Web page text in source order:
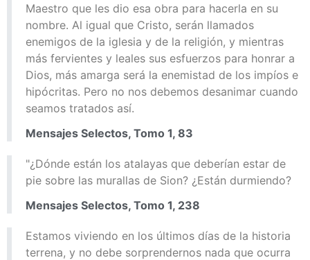
Maestro que les dio esa obra para hacerla en su
nombre. Al igual que Cristo, serán llamados
enemigos de la iglesia y de la religión, y mientras
más fervientes y leales sus esfuerzos para honrar a
Dios, más amarga será la enemistad de los impíos e
hipócritas. Pero no nos debemos desanimar cuando
seamos tratados así.
Mensajes Selectos, Tomo 1, 83
"¿Dónde están los atalayas que deberían estar de
pie sobre las murallas de Sion? ¿Están durmiendo?
Mensajes Selectos, Tomo 1, 238
Estamos viviendo en los últimos días de la historia
terrena, y no debe sorprendernos nada que ocurra